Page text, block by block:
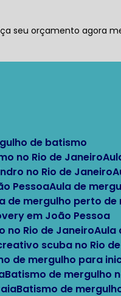
seu orçamento agora
de batismo
no Rio de Janeiro
no Rio de Janeiro
Pessoa Aula de
de mergulho perto de
em João Pessoa
no Rio de Janeiro
scuba no Rio
de mergulho para
Batismo de mergulho
Batismo de